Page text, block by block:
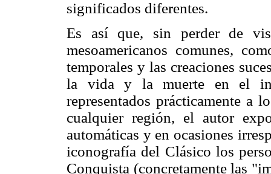
significados diferentes.
Es así que, sin perder de
mesoamericanos comunes,
temporales y las creaciones
la vida y la muerte en el
representados prácticamente a
cualquier región, el autor
automáticas y en ocasiones
iconografía del Clásico los
Conquista (concretamente las